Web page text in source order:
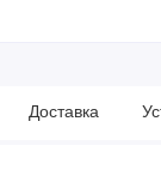
Доставка